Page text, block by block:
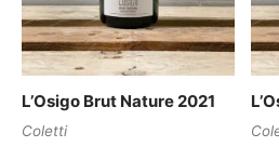
L’Osigo Brut Nature 2021
Coletti